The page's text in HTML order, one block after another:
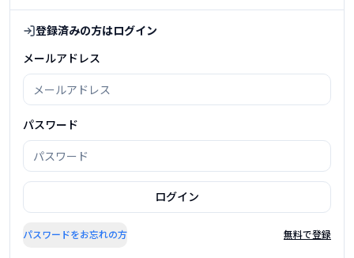
登録済みの方はログイン
メールアドレス
パスワード
ログイン
パスワードをお忘れの方 無料で登録